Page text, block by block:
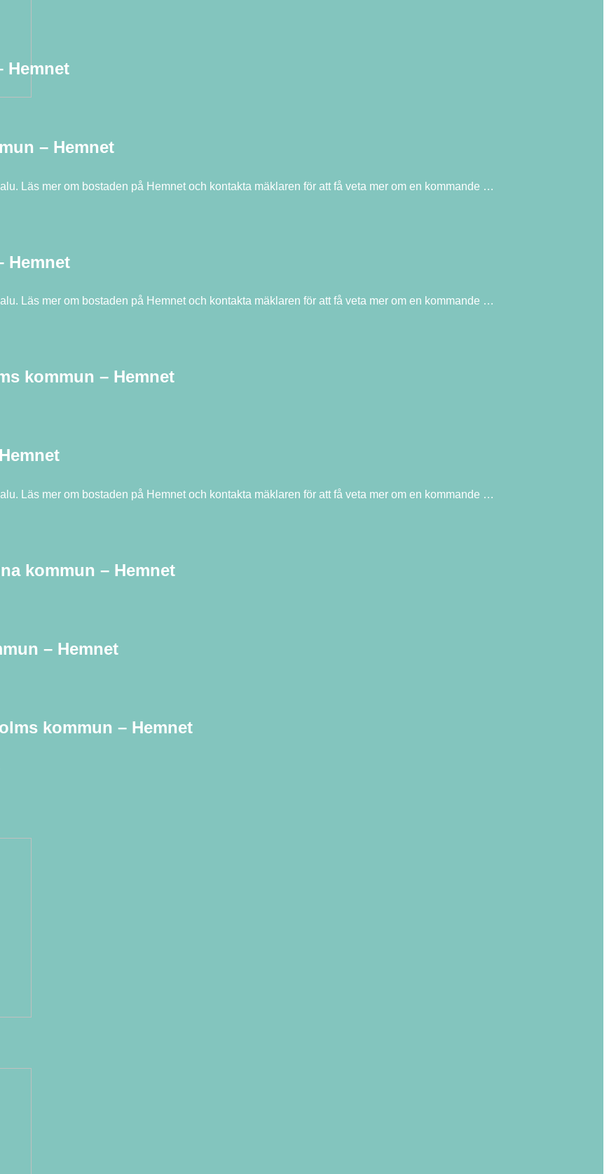
Hemnet
– Hemnet
Läs mer om bostaden på Hemnet och kontakta mäklaren för att få veta mer om en kommande …
Hemnet
Läs mer om bostaden på Hemnet och kontakta mäklaren för att få veta mer om en kommande …
kommun – Hemnet
Läs mer om bostaden på Hemnet och kontakta mäklaren för att få veta mer om en kommande …
kommun – Hemnet
– Hemnet
kommun – Hemnet